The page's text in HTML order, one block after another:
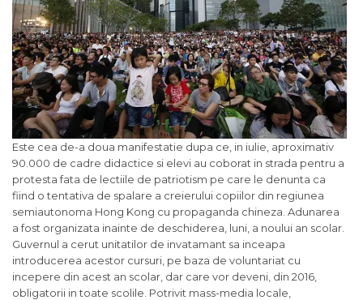
Este cea de-a doua manifestatie dupa ce, in iulie, aproximativ
90.000 de cadre didactice si elevi au coborat in strada pentru a
protesta fata de lectiile de patriotism pe care le denunta ca
fiind o tentativa de spalare a creierului copiilor din regiunea
semiautonoma Hong Kong cu propaganda chineza. Adunarea
a fost organizata inainte de deschiderea, luni, a noului an scolar.
Guvernul a cerut unitatilor de invatamant sa inceapa
introducerea acestor cursuri, pe baza de voluntariat cu
incepere din acest an scolar, dar care vor deveni, din 2016,
obligatorii in toate scolile. Potrivit mass-media locale,